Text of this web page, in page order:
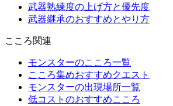
武器熟練度の上げ方と優先度
武器継承のおすすめとやり方
こころ関連
モンスターのこころ一覧
こころ集めおすすめクエスト
モンスターの出現場所一覧
低コストのおすすめこころ